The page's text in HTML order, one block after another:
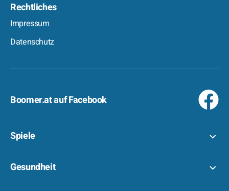
Rechtliches
Impressum
Datenschutz
Boomer.at auf Facebook
Spiele
Gesundheit